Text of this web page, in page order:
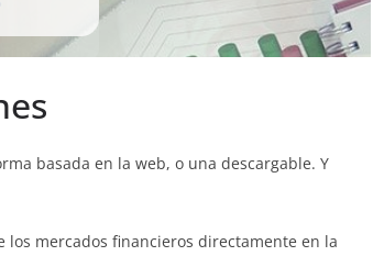
basada en la web, o una descargable. Y
mercados financieros directamente en la